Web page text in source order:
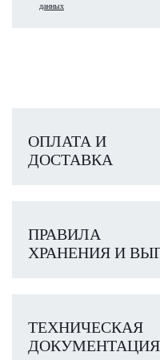
данных
ОПЛАТА И
ДОСТАВКА
ПРАВИЛА
ХРАНЕНИЯ И
ТЕХНИЧЕСКАЯ